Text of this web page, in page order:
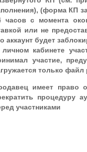
(форма КП
часов с момента
или не
аккаунт будет
кабинете
участие,
только файл
имеет право
процедуру
участниками